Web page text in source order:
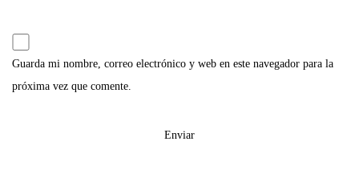
Guarda mi nombre, correo electrónico y web en este navegador para la
próxima vez que comente.